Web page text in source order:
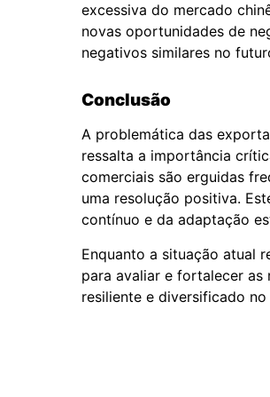
excessiva do mercado
novas oportunidades de
negativos similares no
Conclusão
A problemática das
ressalta a importância
comerciais são erguidas
uma resolução positiva.
contínuo e da adaptação
Enquanto a situação atual
para avaliar e fortalecer as
resiliente e diversificado